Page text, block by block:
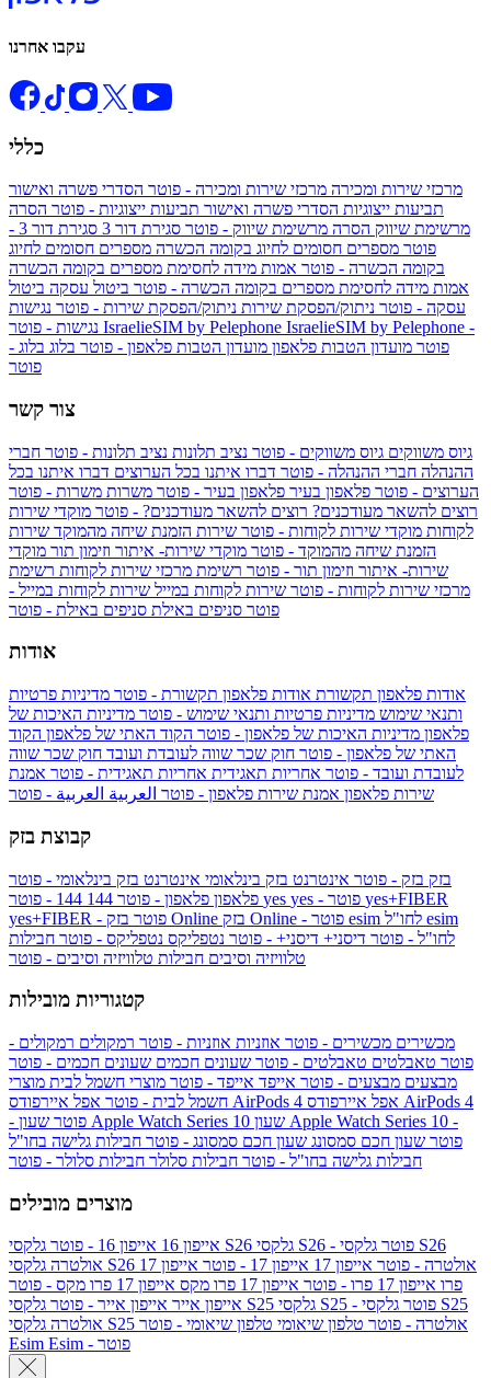
עקבו אחרנו
כללי
מרכזי שירות ומכירה מרכזי שירות ומכירה - פוטר הסדרי פשרה ואישור
תביעות ייצוגיות הסדרי פשרה ואישור תביעות ייצוגיות - פוטר הסרה
מרשימת שיווק הסרה מרשימת שיווק - פוטר סגירת דור 3
סגירת דור 3 -
פוטר מספרים חסומים לחיוג בקומה הכשרה מספרים חסומים לחיוג
בקומה הכשרה - פוטר אמות מידה לחסימת מספרים בקומה הכשרה
אמות מידה לחסימת מספרים בקומה הכשרה - פוטר ביטול עסקה ביטול
עסקה - פוטר ניתוק/הפסקת שירות ניתוק/הפסקת שירות - פוטר נגישות
IsraelieSIM by Pelephone IsraelieSIM by Pelephone -
פוטר מועדון הטבות פלאפון מועדון הטבות פלאפון - פוטר בלוג בלוג -
פוטר
צור קשר
גיוס משווקים גיוס משווקים - פוטר נציב תלונות נציב תלונות - פוטר חברי
ההנהלה חברי ההנהלה - פוטר דברו איתנו בכל הערוצים דברו איתנו בכל
הערוצים - פוטר פלאפון בעיר פלאפון בעיר - פוטר משרות משרות - פוטר
רוצים להשאר מעודכנים? רוצים להשאר מעודכנים? - פוטר מוקדי שירות
לקוחות מוקדי שירות לקוחות - פוטר שירות הזמנת שיחה מהמוקד שירות
הזמנת שיחה מהמוקד - פוטר מוקדי שירות- איתור וזימון תור מוקדי
שירות- איתור וזימון תור - פוטר רשימת מרכזי שירות לקוחות רשימת
מרכזי שירות לקוחות - פוטר שירות לקוחות במייל שירות לקוחות במייל -
פוטר סניפים באילת סניפים באילת - פוטר
אודות
אודות פלאפון תקשורת אודות פלאפון תקשורת - פוטר מדיניות פרטיות
ותנאי שימוש מדיניות פרטיות ותנאי שימוש - פוטר מדיניות האיכות של
פלאפון מדיניות האיכות של פלאפון - פוטר הקוד האתי של פלאפון הקוד
האתי של פלאפון - פוטר חוק שכר שווה לעובדת ועובד חוק שכר שווה
לעובדת ועובד - פוטר אחריות תאגידית אחריות תאגידית - פוטר אמנת
שירות פלאפון אמנת שירות פלאפון - פוטר العربية العربية - פוטר
קבוצת בזק
בזק בזק - פוטר אינטרנט בזק בינלאומי אינטרנט בזק בינלאומי - פוטר
פלאפון פלאפון - פוטר 144 yes
yes+FIBER
yes+FIBER - פוטר בזק Online
esim
לחו"ל - פוטר דיסני+ דיסני+ - פוטר נטפליקס נטפליקס - פוטר חבילות
טלוויזיה וסיבים חבילות טלוויזיה וסיבים - פוטר
קטגוריות מובילות
מכשירים מכשירים - פוטר אוזניות אוזניות - פוטר רמקולים רמקולים -
פוטר טאבלטים טאבלטים - פוטר שעונים חכמים שעונים חכמים - פוטר
מבצעים מבצעים - פוטר אייפד אייפד - פוטר מוצרי חשמל לבית מוצרי
חשמל לבית - פוטר אפל איירפודס AirPods 4 אפל איירפודס AirPods 4
- פוטר שעון Apple Watch Series 10 שעון Apple Watch Series 10 -
פוטר שעון חכם סמסונג שעון חכם סמסונג - פוטר חבילות גלישה בחו"ל
חבילות גלישה בחו"ל - פוטר חבילות סלולר חבילות סלולר - פוטר
מוצרים מובילים
אייפון 16 אייפון 16 - פוטר גלקסי S26 גלקסי S26 - פוטר גלקסי S26
אולטרה
גלקסי S26 אולטרה - פוטר אייפון 17 אייפון 17 - פוטר
אייפון 17
פרו אייפון 17 פרו - פוטר אייפון 17 פרו מקס
אייפון 17 פרו מקס - פוטר
אייפון אייר אייפון אייר - פוטר גלקסי S25 גלקסי S25 - פוטר גלקסי S25
אולטרה
גלקסי S25 אולטרה - פוטר טלפון שיאומי טלפון שיאומי - פוטר
Esim
Esim - פוטר